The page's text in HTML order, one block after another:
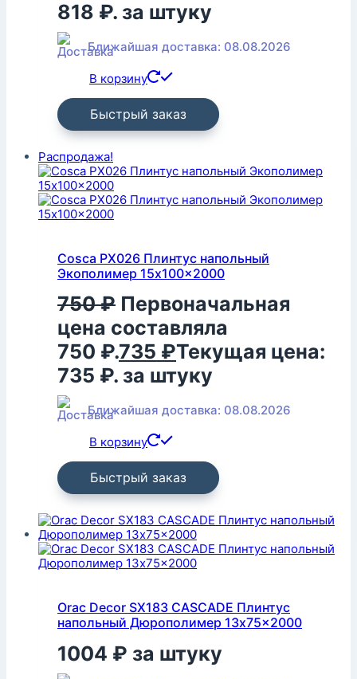
818 ₽. за штуку
Ближайшая доставка: 08.08.2026
В корзину
Быстрый заказ
Распродажа!
Cosca PX026 Плинтус напольный
Экополимер 15x100x2000
750₽ Первоначальная
цена составляла
750 ₽.735 ₽Текущая цена:
735 ₽. за штуку
Ближайшая доставка: 08.08.2026
В корзину
Быстрый заказ
Orac Decor SX183 CASCADE Плинтус
напольный Дюрополимер 13x75x2000
1004 ₽ за штуку